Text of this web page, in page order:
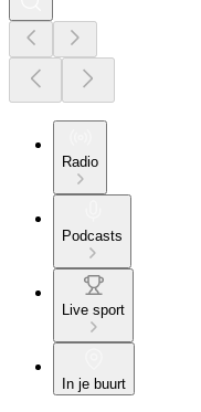
Radio
Podcasts
Live sport
In je buurt